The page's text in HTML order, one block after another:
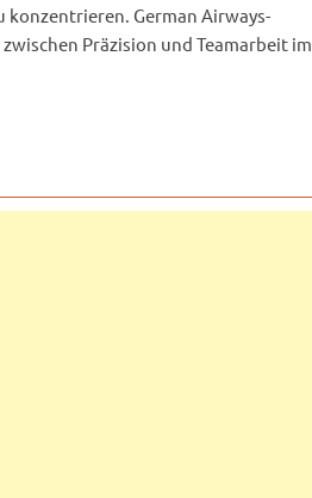
German Airways-
Präzision und Teamarbeit im